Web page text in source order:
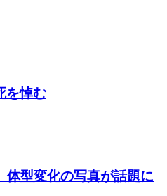
を悼む
型変化の写真が話題に